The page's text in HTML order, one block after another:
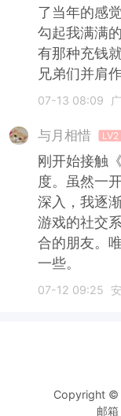
了当年的感
勾起我满满
有那种充钱
兄弟们并肩
07-13 08:09
与月相惜 LV2
刚开始接触
度。虽然一
深入，我逐
游戏的社交
合的朋友。
一些。
07-12 09:25
Copyright ©
邮